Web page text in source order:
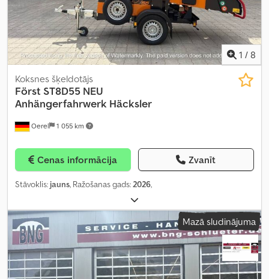
1 / 8
Oerel 1 055 km
Koksnes šķeldotājs
Först ST8D55 NEU
Anhängerfahrwerk Häcksler
Cenas informācija Zvanīt
Stāvoklis: jauns, Ražošanas gads:2026,
Mazā sludinājuma